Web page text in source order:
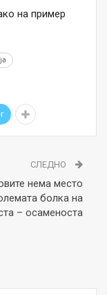
на пример
СЛЕДНО
нема место
болка на
– осаменоста